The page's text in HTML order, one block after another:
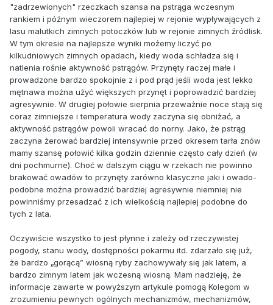
"zadrzewionych" rzeczkach szansa na pstrąga wczesnym
rankiem i późnym wieczorem najlepiej w rejonie wypływających z
lasu malutkich zimnych potoczków lub w rejonie zimnych źródlisk.
W tym okresie na najlepsze wyniki możemy liczyć po
kilkudniowych zimnych opadach, kiedy woda schładza się i
natlenia rośnie aktywność pstrągów. Przynęty raczej małe i
prowadzone bardzo spokojnie z i pod prąd jeśli woda jest lekko
mętnawa można użyć większych przynęt i poprowadzić bardziej
agresywnie. W drugiej połowie sierpnia przeważnie noce stają się
coraz zimniejsze i temperatura wody zaczyna się obniżać, a
aktywność pstrągów powoli wracać do norny. Jako, że pstrąg
zaczyna żerować bardziej intensywnie przed okresem tarła znów
mamy szansę połowić kilka godzin dziennie często cały dzień (w
dni pochmurne). Choć w dalszym ciągu w rzekach nie powinno
brakować owadów to przynęty zarówno klasyczne jaki i owado-
podobne można prowadzić bardziej agresywnie niemniej nie
powinniśmy przesadzać z ich wielkością najlepiej podobne do
tych z lata.
Oczywiście wszystko to jest płynne i zależy od rzeczywistej
pogody, stanu wody, dostępności pokarmu itd. zdarzało się już,
że bardzo „gorącą” wiosną ryby zachowywały się jak latem, a
bardzo zimnym latem jak wczesną wiosną. Mam nadzieję, że
informacje zawarte w powyższym artykule pomogą Kolegom w
zrozumieniu pewnych ogólnych mechanizmów, mechanizmów,